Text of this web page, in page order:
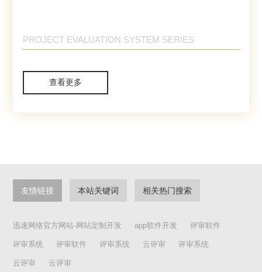
PROJECT EVALUATION SYSTEM SERIES
查看更多
友情链接 本站关键词 相关热门搜索
迅速网络官方网站-网站定制开发 app软件开发 评审软件
评审系统 评审软件 评审系统 云评审 评审系统
云评审 云评审